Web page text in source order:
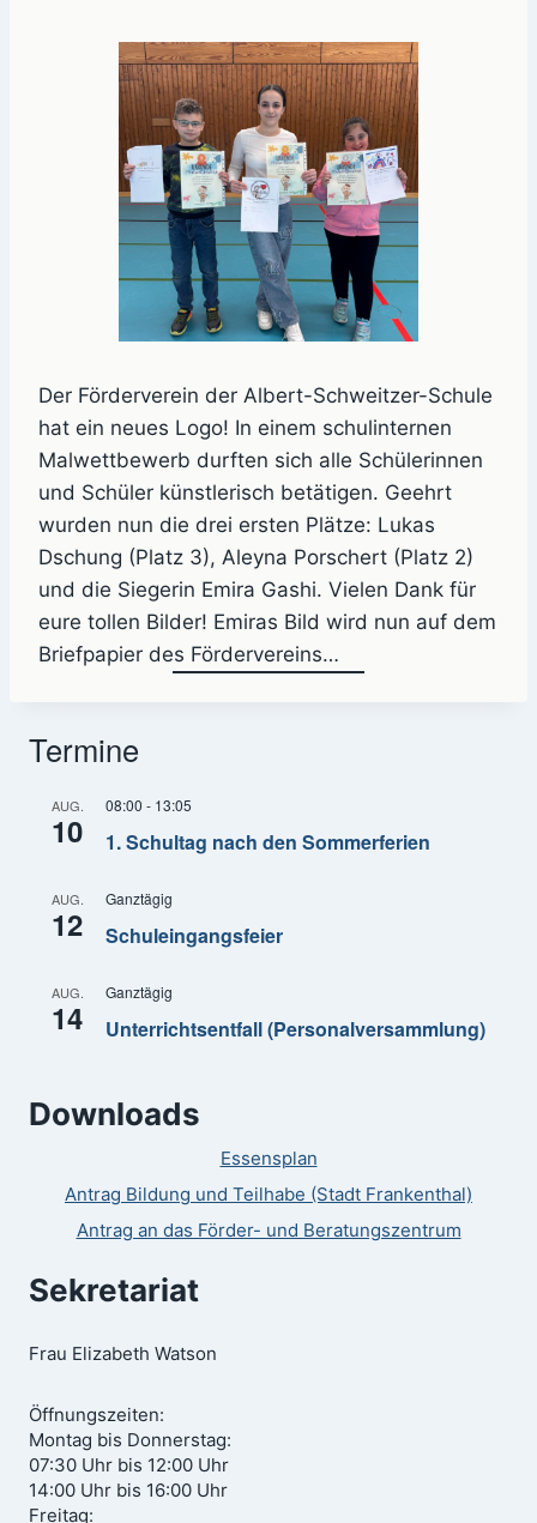
Der Förderverein der Albert-Schweitzer-Schule
hat ein neues Logo! In einem schulinternen
Malwettbewerb durften sich alle Schülerinnen
und Schüler künstlerisch betätigen. Geehrt
wurden nun die drei ersten Plätze: Lukas
Dschung (Platz 3), Aleyna Porschert (Platz 2)
und die Siegerin Emira Gashi. Vielen Dank für
eure tollen Bilder! Emiras Bild wird nun auf dem
Briefpapier des Fördervereins…
Termine
AUG.
10
08:00 - 13:05
1. Schultag nach den Sommerferien
AUG.
12
Ganztägig
Schuleingangsfeier
AUG.
14
Ganztägig
Unterrichtsentfall (Personalversammlung)
Downloads
Essensplan
Antrag Bildung und Teilhabe (Stadt Frankenthal)
Antrag an das Förder- und Beratungszentrum
Sekretariat
Frau Elizabeth Watson
Öffnungszeiten:
Montag bis Donnerstag:
07:30 Uhr bis 12:00 Uhr
14:00 Uhr bis 16:00 Uhr
Freitag: